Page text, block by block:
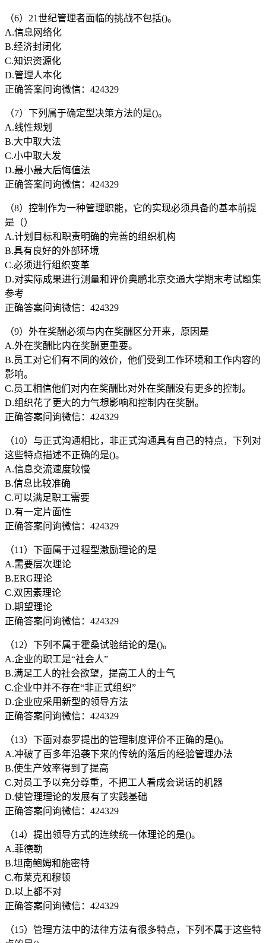
（6）21世纪管理者面临的挑战不包括()。
A.信息网络化
B.经济封闭化
C.知识资源化
D.管理人本化
正确答案问询微信：424329
（7）下列属于确定型决策方法的是()。
A.线性规划
B.大中取大法
C.小中取大发
D.最小最大后悔值法
正确答案问询微信：424329
（8）控制作为一种管理职能，它的实现必须具备的基本前提
是（）
A.计划目标和职责明确的完善的组织机构
B.具有良好的外部环境
C.必须进行组织变革
D.对实际成果进行测量和评价奥鹏北京交通大学期末考试题集
参考
正确答案问询微信：424329
（9）外在奖酬必须与内在奖酬区分开来，原因是
A.外在奖酬比内在奖酬更重要。
B.员工对它们有不同的效价，他们受到工作环境和工作内容的
影响。
C.员工相信他们对内在奖酬比对外在奖酬没有更多的控制。
D.组织花了更大的力气想影响和控制内在奖酬。
正确答案问询微信：424329
（10）与正式沟通相比，非正式沟通具有自己的特点，下列对
这些特点描述不正确的是()。
A.信息交流速度较慢
B.信息比较准确
C.可以满足职工需要
D.有一定片面性
正确答案问询微信：424329
（11）下面属于过程型激励理论的是
A.需要层次理论
B.ERG理论
C.双因素理论
D.期望理论
正确答案问询微信：424329
（12）下列不属于霍桑试验结论的是()。
A.企业的职工是“社会人”
B.满足工人的社会欲望，提高工人的士气
C.企业中并不存在“非正式组织”
D.企业应采用新型的领导方法
正确答案问询微信：424329
（13）下面对泰罗提出的管理制度评价不正确的是()。
A.冲破了百多年沿袭下来的传统的落后的经验管理办法
B.使生产效率得到了提高
C.对员工予以充分尊重，不把工人看成会说话的机器
D.使管理理论的发展有了实践基础
正确答案问询微信：424329
（14）提出领导方式的连续统一体理论的是()。
A.菲德勒
B.坦南鲍姆和施密特
C.布莱克和穆顿
D.以上都不对
正确答案问询微信：424329
（15）管理方法中的法律方法有很多特点，下列不属于这些特